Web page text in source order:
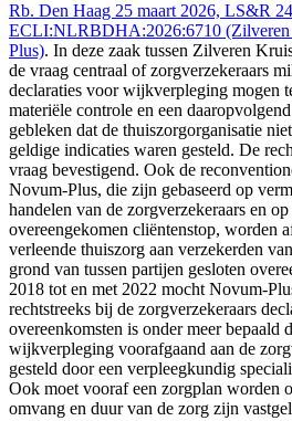
Rb. Den Haag 25 maart 2026, LS&R
ECLI:NLRBDHA:2026:6710 (Zilveren
Plus). In deze zaak tussen Zilveren
de vraag centraal of zorgverzekeraars
declaraties voor wijkverpleging mogen
materiële controle en een
gebleken dat de thuiszorgorganisatie
geldige indicaties waren gesteld. De
vraag bevestigend. Ook de
Novum-Plus, die zijn gebaseerd op
handelen van de zorgverzekeraars en
overeengekomen cliëntenstop, worden
verleende thuiszorg aan verzekerden
grond van tussen partijen gesloten
2018 tot en met 2022 mocht Novum-
rechtstreeks bij de zorgverzekeraars
overeenkomsten is onder meer bepaald
wijkverpleging voorafgaand aan de
gesteld door een verpleegkundig
Ook moet vooraf een zorgplan worden
omvang en duur van de zorg zijn